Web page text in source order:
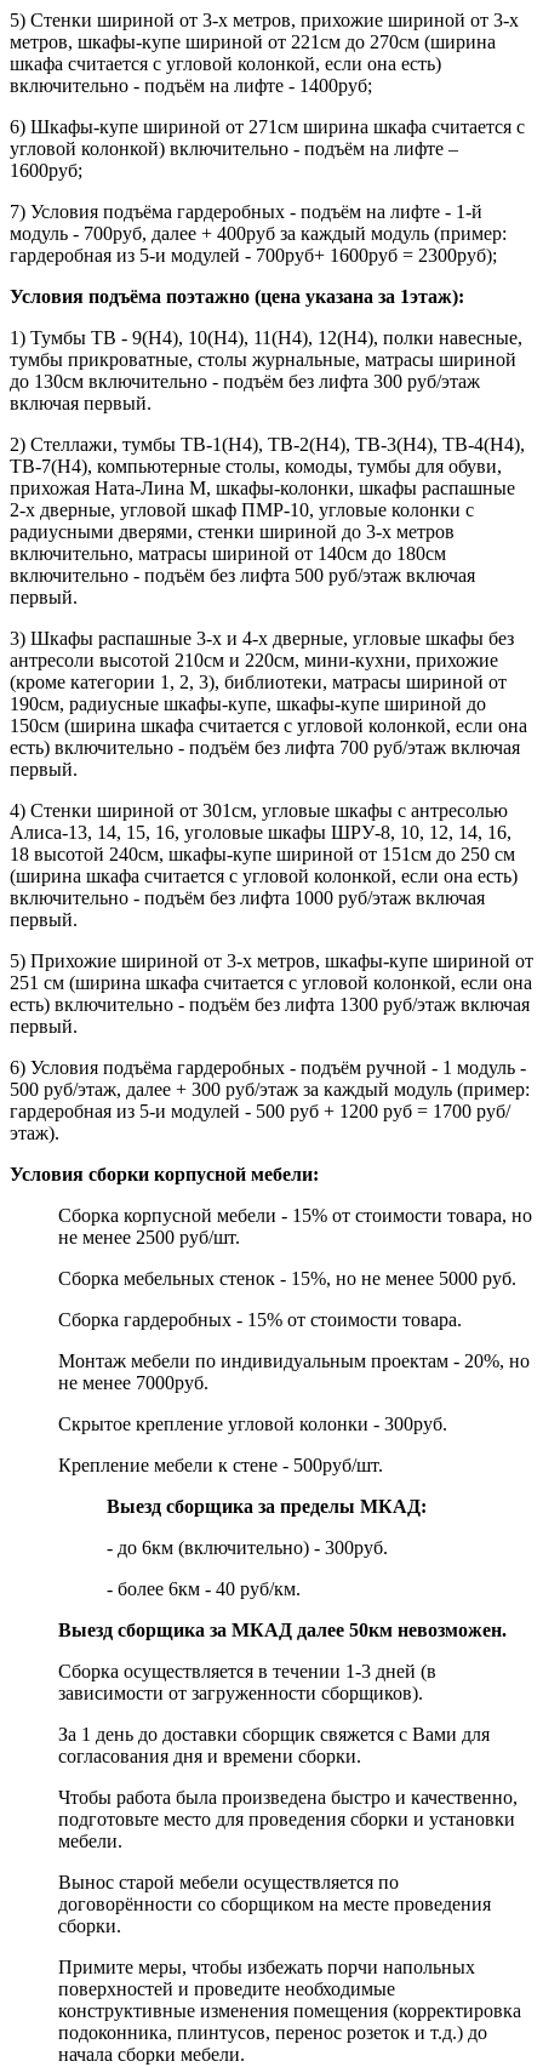
5) Стенки шириной от 3-х метров, прихожие шириной от 3-х
метров, шкафы-купе шириной от 221см до 270см (ширина
шкафа считается с угловой колонкой, если она есть)
включительно - подъём на лифте - 1400руб;
6) Шкафы-купе шириной от 271см ширина шкафа считается с
угловой колонкой) включительно - подъём на лифте –
1600руб;
7) Условия подъёма гардеробных - подъём на лифте - 1-й
модуль - 700руб, далее + 400руб за каждый модуль (пример:
гардеробная из 5-и модулей - 700руб+ 1600руб = 2300руб);
Условия подъёма поэтажно (цена указана за 1этаж):
1) Тумбы ТВ - 9(Н4), 10(Н4), 11(Н4), 12(Н4), полки навесные,
тумбы прикроватные, столы журнальные, матрасы шириной
до 130см включительно - подъём без лифта 300 руб/этаж
включая первый.
2) Стеллажи, тумбы ТВ-1(Н4), ТВ-2(Н4), ТВ-3(Н4), ТВ-4(Н4),
ТВ-7(Н4), компьютерные столы, комоды, тумбы для обуви,
прихожая Ната-Лина М, шкафы-колонки, шкафы распашные
2-х дверные, угловой шкаф ПМР-10, угловые колонки с
радиусными дверями, стенки шириной до 3-х метров
включительно, матрасы шириной от 140см до 180см
включительно - подъём без лифта 500 руб/этаж включая
первый.
3) Шкафы распашные 3-х и 4-х дверные, угловые шкафы без
антресоли высотой 210см и 220см, мини-кухни, прихожие
(кроме категории 1, 2, 3), библиотеки, матрасы шириной от
190см, радиусные шкафы-купе, шкафы-купе шириной до
150см (ширина шкафа считается с угловой колонкой, если она
есть) включительно - подъём без лифта 700 руб/этаж включая
первый.
4) Стенки шириной от 301см, угловые шкафы с антресолью
Алиса-13, 14, 15, 16, уголовые шкафы ШРУ-8, 10, 12, 14, 16,
18 высотой 240см, шкафы-купе шириной от 151см до 250 см
(ширина шкафа считается с угловой колонкой, если она есть)
включительно - подъём без лифта 1000 руб/этаж включая
первый.
5) Прихожие шириной от 3-х метров, шкафы-купе шириной от
251 см (ширина шкафа считается с угловой колонкой, если она
есть) включительно - подъём без лифта 1300 руб/этаж включая
первый.
6) Условия подъёма гардеробных - подъём ручной - 1 модуль -
500 руб/этаж, далее + 300 руб/этаж за каждый модуль (пример:
гардеробная из 5-и модулей - 500 руб + 1200 руб = 1700 руб/
этаж).
Условия сборки корпусной мебели:
Сборка корпусной мебели - 15% от стоимости товара, но
не менее 2500 руб/шт.
Сборка мебельных стенок - 15%, но не менее 5000 руб.
Сборка гардеробных - 15% от стоимости товара.
Монтаж мебели по индивидуальным проектам - 20%, но
не менее 7000руб.
Скрытое крепление угловой колонки - 300руб.
Крепление мебели к стене - 500руб/шт.
Выезд сборщика за пределы МКАД:
- до 6км (включительно) - 300руб.
- более 6км - 40 руб/км.
Выезд сборщика за МКАД далее 50км невозможен.
Сборка осуществляется в течении 1-3 дней (в
зависимости от загруженности сборщиков).
За 1 день до доставки сборщик свяжется с Вами для
согласования дня и времени сборки.
Чтобы работа была произведена быстро и качественно,
подготовьте место для проведения сборки и установки
мебели.
Вынос старой мебели осуществляется по
договорённости со сборщиком на месте проведения
сборки.
Примите меры, чтобы избежать порчи напольных
поверхностей и проведите необходимые
конструктивные изменения помещения (корректировка
подоконника, плинтусов, перенос розеток и т.д.) до
начала сборки мебели.